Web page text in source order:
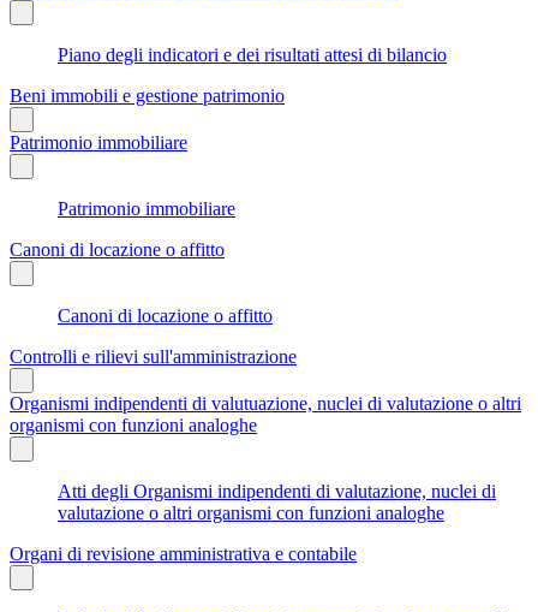
Piano degli indicatori e dei risultati attesi di bilancio
Beni immobili e gestione patrimonio
Patrimonio immobiliare
Patrimonio immobiliare
Canoni di locazione o affitto
Canoni di locazione o affitto
Controlli e rilievi sull'amministrazione
Organismi indipendenti di valutuazione, nuclei di valutazione o altri
organismi con funzioni analoghe
Atti degli Organismi indipendenti di valutazione, nuclei di
valutazione o altri organismi con funzioni analoghe
Organi di revisione amministrativa e contabile